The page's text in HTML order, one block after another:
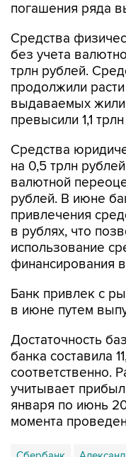
Средства
трлн рублей.
продолжили
выдаваемых
превысили 1,1
Средства
валютной
рублей. В июне
привлечения
в рублях, что
использование
финансирования
Банк привлек с
Достаточность
соответственно.
учитывает
января по июнь
момента
Сбербанк